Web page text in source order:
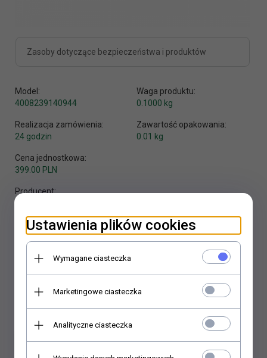
Zasoby dotyczące bezpieczeństwa i produktów
Model:
4008239140944
Waga produktu:
0.1000 kg
Realizacja zamówienia:
24 godzin
Zawartość opakowania:
0.01 kg
Cena jednostkowa:
399.00 PLN
Producent:
KUP TERAZ!
Ustawienia plików cookies
Wymagane ciasteczka
Marketingowe ciasteczka
Analityczne ciasteczka